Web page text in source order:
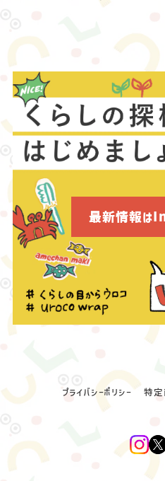
最新情報は
プライバシーポリシー 特定